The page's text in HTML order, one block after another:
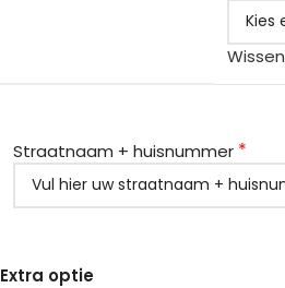
Wissen
Straatnaam + huisnummer *
Extra optie